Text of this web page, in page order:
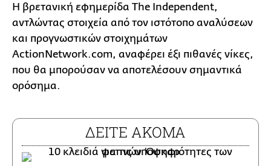
Η βρετανική εφημερίδα The Independent,
αντλώντας στοιχεία από τον ιστότοπο αναλύσεων
και προγνωστικών στοιχημάτων
ActionNetwork.com, αναφέρει έξι πιθανές νίκες,
που θα μπορούσαν να αποτελέσουν σημαντικά
ορόσημα.
ΔΕΙΤΕ ΑΚΟΜΑ